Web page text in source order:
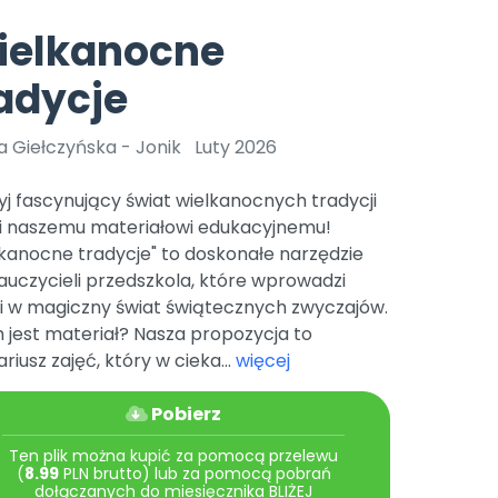
Archiwalne numery
Pomoc
Promocje
czerwca 2024 r. uzyskała
r. Nr decyzji:
Online.
Bliżej Pieska
Pomoc zwierzętom
Książka (dla) Przedszkolaka
Promowanie czytelnictwa
TikTok
Zobacz nas na TikToku
YouTube
Giełczyńska - Jonik Luty 2026
fascynujący świat wielkanocnych tradycji
naszemu materiałowi edukacyjnemu!
tradycje" to doskonałe narzędzie
przedszkola, które wprowadzi
w magiczny świat świątecznych zwyczajów.
jest materiał? Nasza propozycja to
zajęć, który w cieka... więcej
Pobierz
Ten plik można kupić za pomocą przelewu
(8.99PLN brutto) lub za pomocą pobrań
dołączanych do miesięcznika BLIŻEJ